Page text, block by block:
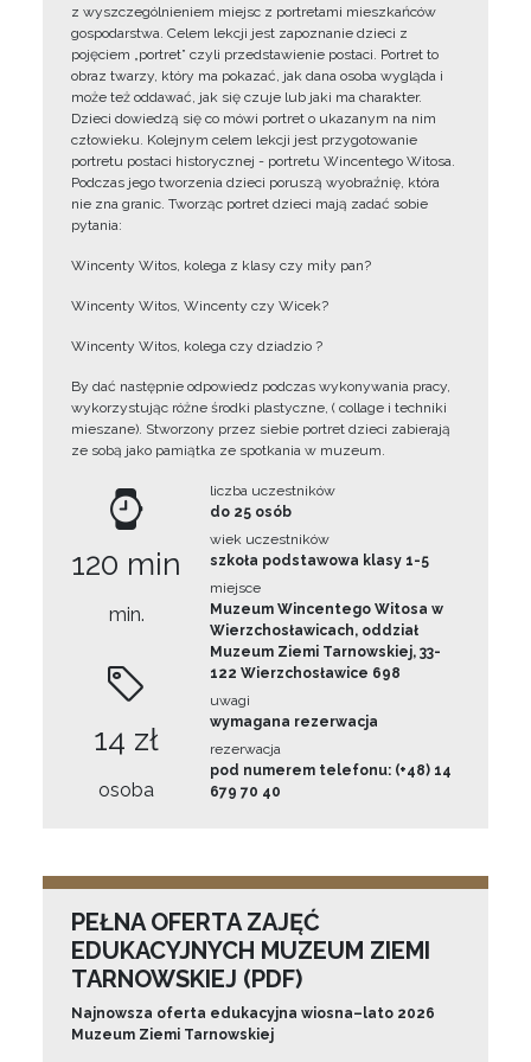
z wyszczególnieniem miejsc z portretami mieszkańców
gospodarstwa. Celem lekcji jest zapoznanie dzieci z
pojęciem „portret” czyli przedstawienie postaci. Portret to
obraz twarzy, który ma pokazać, jak dana osoba wygląda i
może też oddawać, jak się czuje lub jaki ma charakter.
Dzieci dowiedzą się co mówi portret o ukazanym na nim
człowieku. Kolejnym celem lekcji jest przygotowanie
portretu postaci historycznej - portretu Wincentego Witosa.
Podczas jego tworzenia dzieci poruszą wyobraźnię, która
nie zna granic. Tworząc portret dzieci mają zadać sobie
pytania:
Wincenty Witos, kolega z klasy czy miły pan?
Wincenty Witos, Wincenty czy Wicek?
Wincenty Witos, kolega czy dziadzio ?
By dać następnie odpowiedz podczas wykonywania pracy,
wykorzystując różne środki plastyczne, ( collage i techniki
mieszane). Stworzony przez siebie portret dzieci zabierają
ze sobą jako pamiątka ze spotkania w muzeum.
120 min
min.
14 zł
osoba
liczba uczestników
do 25 osób
wiek uczestników
szkoła podstawowa klasy 1-5
miejsce
Muzeum Wincentego Witosa w
Wierzchosławicach, oddział
Muzeum Ziemi Tarnowskiej, 33-
122 Wierzchosławice 698
uwagi
wymagana rezerwacja
rezerwacja
pod numerem telefonu: (+48) 14
679 70 40
PEŁNA OFERTA ZAJĘĆ
EDUKACYJNYCH MUZEUM ZIEMI
TARNOWSKIEJ (PDF)
Najnowsza oferta edukacyjna wiosna–lato 2026
Muzeum Ziemi Tarnowskiej